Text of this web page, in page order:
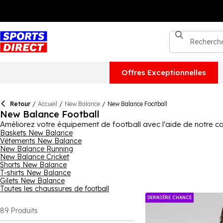
Offres Exceptionnelles
Retour / Accueil / New Balance / New Balance Football
New Balance Football
Améliorez votre équipement de football avec l'aide de notre
avons des chaussures de football New Balance pour enfants
designs. Dans notre gamme de vêtements, vous trouverez
également choisir des accessoires et équipements comme
hommes, femmes et enfants.
Baskets New Balance
Vêtements New Balance
New Balance Running
New Balance Cricket
Shorts New Balance
T-shirts New Balance
Gilets New Balance
Toutes les chaussures de football
89 Produits
DERNIÉRE CHANCE